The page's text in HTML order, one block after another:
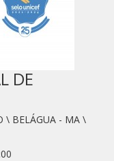
DE
\ BELÁGUA - MA \